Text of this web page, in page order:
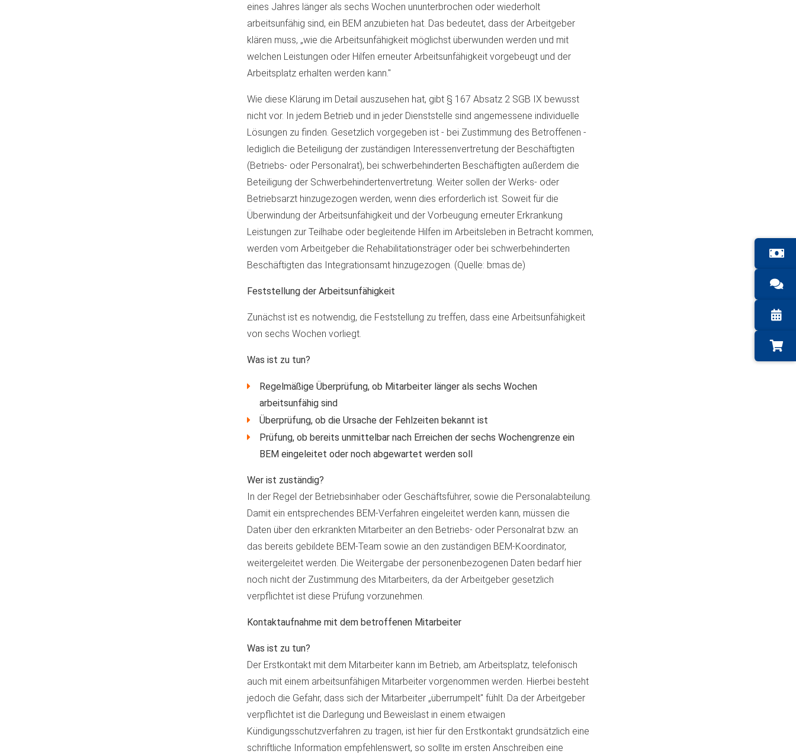
eines Jahres länger als sechs Wochen ununterbrochen oder wiederholt
arbeitsunfähig sind, ein BEM anzubieten hat. Das bedeutet, dass der Arbeitgeber
klären muss, „wie die Arbeitsunfähigkeit möglichst überwunden werden und mit
welchen Leistungen oder Hilfen erneuter Arbeitsunfähigkeit vorgebeugt und der
Arbeitsplatz erhalten werden kann."
Wie diese Klärung im Detail auszusehen hat, gibt § 167 Absatz 2 SGB IX bewusst
nicht vor. In jedem Betrieb und in jeder Dienststelle sind angemessene individuelle
Lösungen zu finden. Gesetzlich vorgegeben ist - bei Zustimmung des Betroffenen -
lediglich die Beteiligung der zuständigen Interessenvertretung der Beschäftigten
(Betriebs- oder Personalrat), bei schwerbehinderten Beschäftigten außerdem die
Beteiligung der Schwerbehindertenvertretung. Weiter sollen der Werks- oder
Betriebsarzt hinzugezogen werden, wenn dies erforderlich ist. Soweit für die
Überwindung der Arbeitsunfähigkeit und der Vorbeugung erneuter Erkrankung
Leistungen zur Teilhabe oder begleitende Hilfen im Arbeitsleben in Betracht kommen,
werden vom Arbeitgeber die Rehabilitationsträger oder bei schwerbehinderten
Beschäftigten das Integrationsamt hinzugezogen. (Quelle: bmas.de)
Feststellung der Arbeitsunfähigkeit
Zunächst ist es notwendig, die Feststellung zu treffen, dass eine Arbeitsunfähigkeit
von sechs Wochen vorliegt.
Was ist zu tun?
Regelmäßige Überprüfung, ob Mitarbeiter länger als sechs Wochen
arbeitsunfähig sind
Überprüfung, ob die Ursache der Fehlzeiten bekannt ist
Prüfung, ob bereits unmittelbar nach Erreichen der sechs Wochengrenze ein
BEM eingeleitet oder noch abgewartet werden soll
Wer ist zuständig?
In der Regel der Betriebsinhaber oder Geschäftsführer, sowie die Personalabteilung.
Damit ein entsprechendes BEM-Verfahren eingeleitet werden kann, müssen die
Daten über den erkrankten Mitarbeiter an den Betriebs- oder Personalrat bzw. an
das bereits gebildete BEM-Team sowie an den zuständigen BEM-Koordinator,
weitergeleitet werden. Die Weitergabe der personenbezogenen Daten bedarf hier
noch nicht der Zustimmung des Mitarbeiters, da der Arbeitgeber gesetzlich
verpflichtet ist diese Prüfung vorzunehmen.
Kontaktaufnahme mit dem betroffenen Mitarbeiter
Was ist zu tun?
Der Erstkontakt mit dem Mitarbeiter kann im Betrieb, am Arbeitsplatz, telefonisch
auch mit einem arbeitsunfähigen Mitarbeiter vorgenommen werden. Hierbei besteht
jedoch die Gefahr, dass sich der Mitarbeiter „überrumpelt" fühlt. Da der Arbeitgeber
verpflichtet ist die Darlegung und Beweislast in einem etwaigen
Kündigungsschutzverfahren zu tragen, ist hier für den Erstkontakt grundsätzlich eine
schriftliche Information empfehlenswert, so sollte im ersten Anschreiben eine